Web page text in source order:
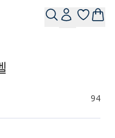
94